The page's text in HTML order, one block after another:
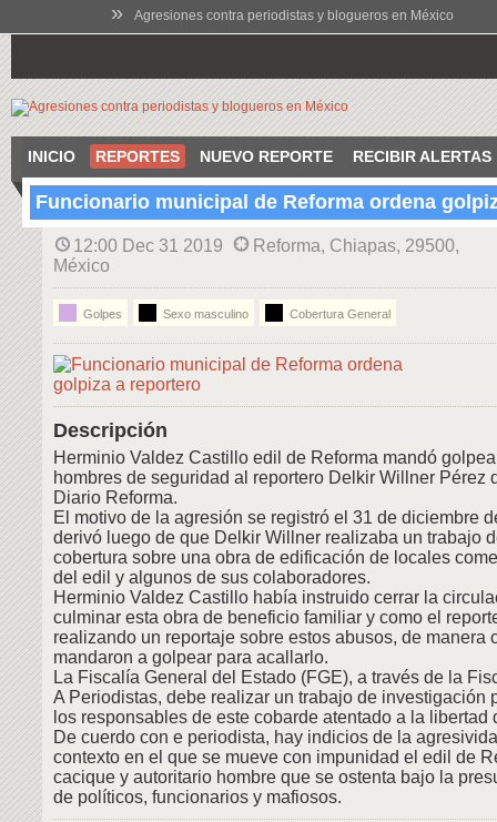
» Agresiones contra periodistas y blogueros en México
INICIO REPORTES NUEVO REPORTE RECIBIR ALERTAS
Funcionario municipal de Reforma ordena
12:00 Dec 31 2019
Reforma, Chiapas, 29500,
México
Golpes Sexo masculino Cobertura General
Descripción
Herminio Valdez Castillo edil de Reforma mandó
hombres de seguridad al reportero Delkir Willner Pérez
Diario Reforma.
El motivo de la agresión se registró el 31 de diciembre
derivó luego de que Delkir Willner realizaba un trabajo
cobertura sobre una obra de edificación de locales
del edil y algunos de sus colaboradores.
Herminio Valdez Castillo había instruido cerrar la
culminar esta obra de beneficio familiar y como el
realizando un reportaje sobre estos abusos, de manera
mandaron a golpear para acallarlo.
La Fiscalía General del Estado (FGE), a través de la
A Periodistas, debe realizar un trabajo de investigación
los responsables de este cobarde atentado a la libertad
De cuerdo con e periodista, hay indicios de la
contexto en el que se mueve con impunidad el edil de
cacique y autoritario hombre que se ostenta bajo la
de políticos, funcionarios y mafiosos.